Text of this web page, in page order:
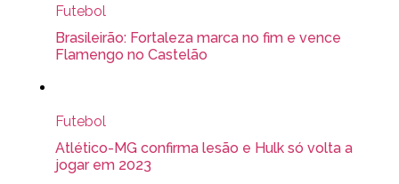
Futebol
Brasileirão: Fortaleza marca no fim e vence
Flamengo no Castelão
Futebol
Atlético-MG confirma lesão e Hulk só volta a
jogar em 2023